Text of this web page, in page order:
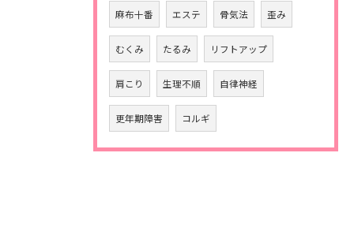
麻布十番 エステ 骨気法 歪み
むくみ たるみ リフトアップ
肩こり 生理不順 自律神経
更年期障害 コルギ